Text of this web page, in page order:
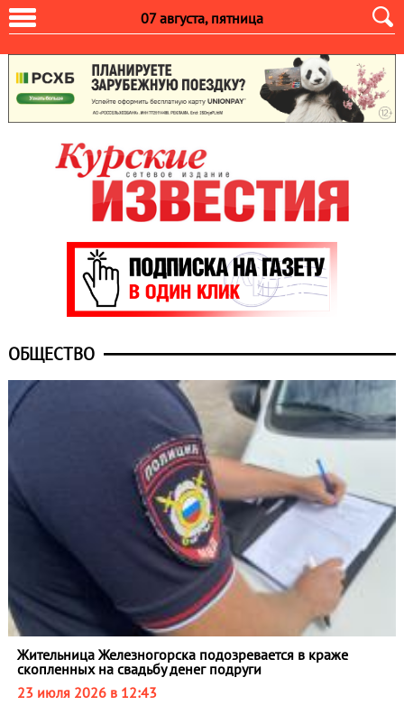
07 августа, пятница
ОБЩЕСТВО
Жительница Железногорска подозревается в краже
скопленных на свадьбу денег подруги
23 июля 2026 в 12:43